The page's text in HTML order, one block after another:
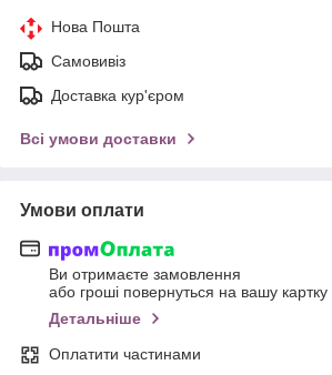
Нова Пошта
Самовивіз
Доставка кур'єром
Всі умови доставки
Умови оплати
Ви отримаєте замовлення
або гроші повернуться на вашу картку
Детальніше
Оплатити частинами